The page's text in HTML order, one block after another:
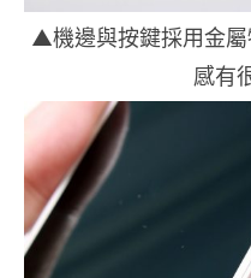
▲機邊與按鍵採用金
感有